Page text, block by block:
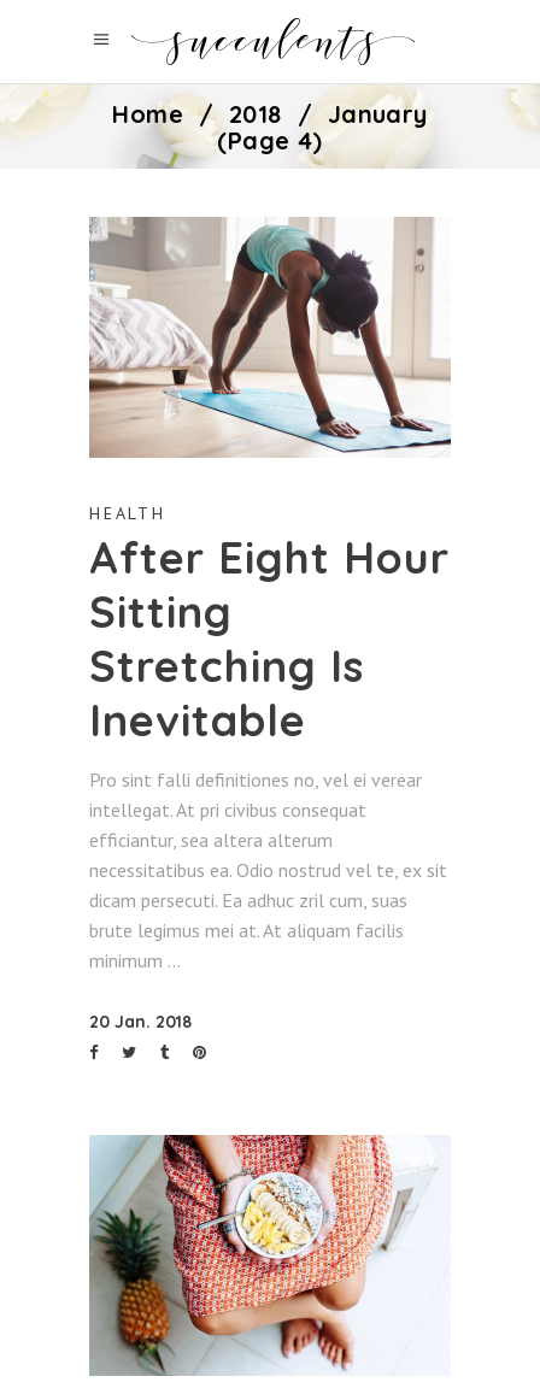
Home / 2018 / January
(Page 4)
HEALTH
After Eight Hour
Sitting
Stretching Is
Inevitable
Pro sint falli definitiones no, vel ei verear
intellegat. At pri civibus consequat
efficiantur, sea altera alterum
necessitatibus ea. Odio nostrud vel te, ex sit
dicam persecuti. Ea adhuc zril cum, suas
brute legimus mei at. At aliquam facilis
minimum
20 Jan. 2018